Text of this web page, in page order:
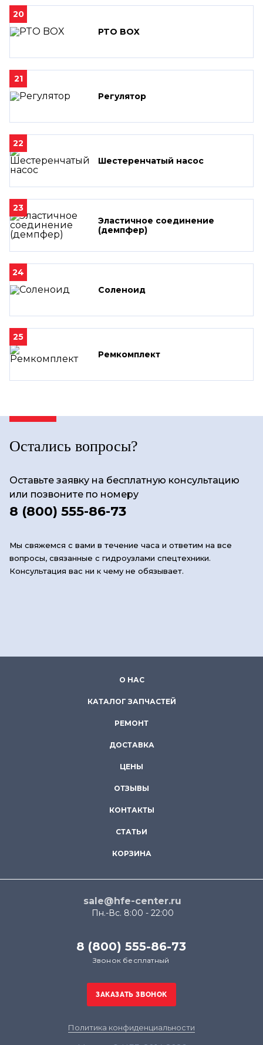
20
PTO BOX
21
Регулятор
22
Шестеренчатый насос
23
Эластичное соединение
(демпфер)
24
Соленоид
25
Ремкомплект
Остались вопросы?
Оставьте заявку на бесплатную консультацию
или позвоните по номеру
8 (800) 555-86-73
Мы свяжемся с вами в течение часа и ответим на все
вопросы, связанные с гидроузлами спецтехники.
Консультация вас ни к чему не обязывает.
О НАС
КАТАЛОГ ЗАПЧАСТЕЙ
РЕМОНТ
ДОСТАВКА
ЦЕНЫ
ОТЗЫВЫ
КОНТАКТЫ
СТАТЬИ
КОРЗИНА
sale@hfe-center.ru
Пн.-Вс. 8:00 - 22:00
8 (800) 555-86-73
Звонок бесплатный
Политика конфиденциальности